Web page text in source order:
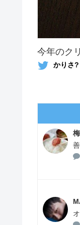
今年のク
かりさ?